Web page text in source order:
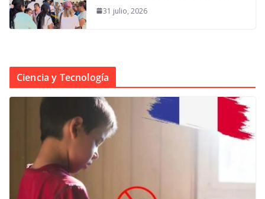
31 julio, 2026
Ciencia y Tecnología